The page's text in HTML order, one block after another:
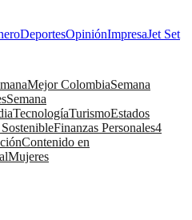
DeportesOpiniónImpresaJet Set
Mejor ColombiaSemana
Semana
TecnologíaTurismoEstados
Finanzas Personales4
Contenido en
Mujeres